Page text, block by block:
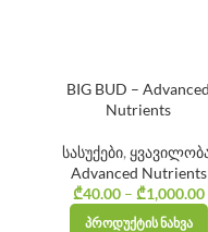
BIG BUD – Advanced
Nutrients
სასუქები,
Advanced Nutrients
₾40.00 – ₾1,000.00
ᲞᲠᲝᲓᲣᲥᲢᲘᲡ ᲜᲐᲮᲕᲐ